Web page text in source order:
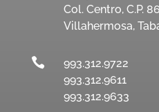
Col. Centro, C.P.
Villahermosa,

993.312.9722
993.312.9611
993.312.9633